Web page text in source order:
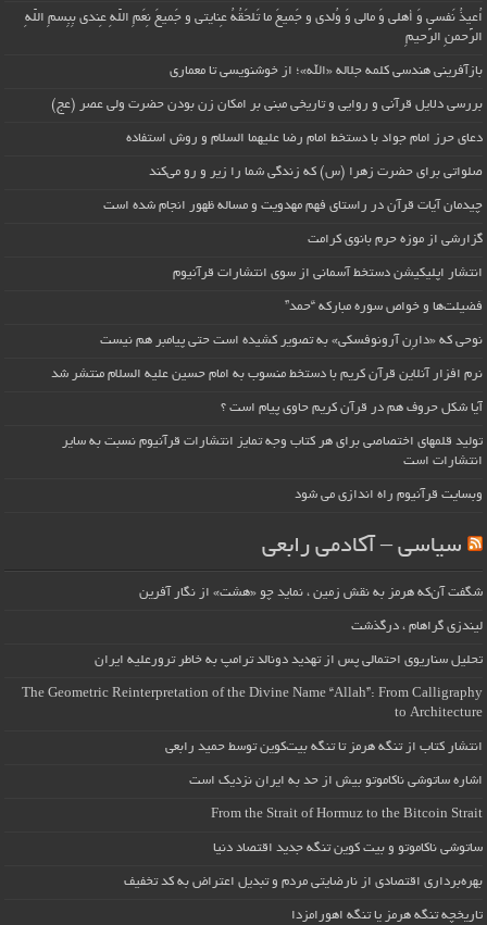
اُعیذُ نَفسی وَ أهلی وَ مالی وَ وُلدی و جَمیعَ ما تَلحَقُهُ عِنایتی و جَمیعَ نِعَمِ اللّهِ عِندی بِبِسمِ اللّهِ
الرَّحمنِ الرَّحیمِ
بازآفرینی هندسی کلمه جلاله «الله»؛ از خوشنویسی تا معماری
بررسی دلایل قرآنی و روایی و تاریخی مبنی بر امکان زن بودن حضرت ولی عصر (عج)
دعای حرز امام جواد با دستخط امام رضا علیهما السلام و روش استفاده
صلواتی برای حضرت زهرا (س) که زندگی شما را زیر و رو می‌کند
چیدمان آیات قرآن در راستای فهم مهدویت و مساله ظهور انجام شده است
گزارشی از موزه حرم بانوی کرامت
انتشار اپلیکیشن دستخط آسمانی از سوی انتشارات قرآنیوم
فضیلت‌ها و خواص سوره مبارکه “حمد”
نوحی که «دارِن آرونوفسکی» به تصویر کشیده است حتی پیامبر هم نیست
نرم افزار آنلاین قرآن کریم با دستخط منسوب به امام حسین علیه السلام منتشر شد
آیا شکل حروف هم در قرآن کریم حاوی پیام است ؟
تولید قلمهای اختصاصی برای هر کتاب وجه تمایز انتشارات قرآنیوم نسبت به سایر
انتشارات است
وبسایت قرآنیوم راه اندازی می شود
سیاسی – آکادمی رابعی
شگفت آن‌که هرمز به نقش زمین ، نماید چو «هشت» از نگار آفرین
لیندزی گراهام ، درگذشت
تحلیل سناریوی احتمالی پس از تهدید دونالد ترامپ به خاطر ترورعلیه ایران
The Geometric Reinterpretation of the Divine Name “Allah”: From Calligraphy
to Architecture
انتشار کتاب از تنگه هرمز تا تنگه بیت‌کوین توسط حمید رابعی
اشاره ساتوشی ناکاموتو بیش از حد به ایران نزدیک است
From the Strait of Hormuz to the Bitcoin Strait
ساتوشی ناکاموتو و بیت کوین تنگه جدید اقتصاد دنیا
بهره‌برداری اقتصادی از نارضایتی مردم و تبدیل اعتراض به کد تخفیف
تاریخچه تنگه هرمز یا تنگه اهورامزدا